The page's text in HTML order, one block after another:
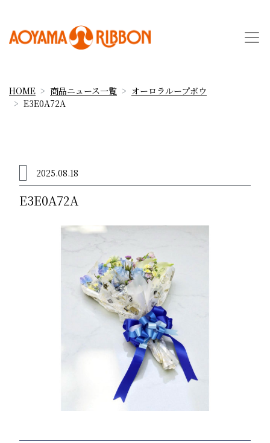
HOME 商品ニュース一覧
オーロラループボウ
E3E0A72A
2025.08.18
E3E0A72A